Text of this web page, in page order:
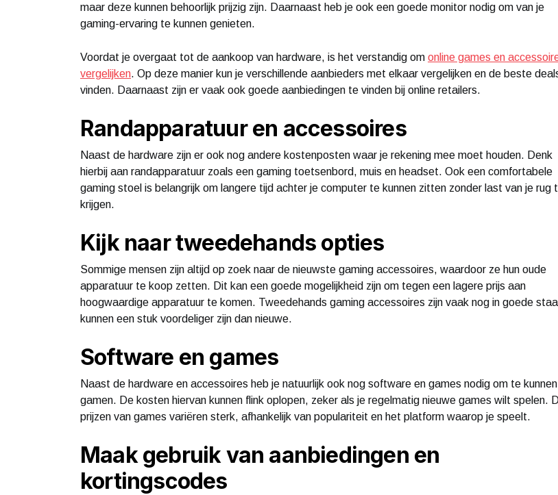
maar deze kunnen behoorlijk prijzig zijn. Daarnaast heb je ook een goede monitor nodig om van je
gaming-ervaring te kunnen genieten.
Voordat je overgaat tot de aankoop van hardware, is het verstandig om online games en
vergelijken. Op deze manier kun je verschillende aanbieders met elkaar vergelijken en de beste
vinden. Daarnaast zijn er vaak ook goede aanbiedingen te vinden bij online retailers.
Randapparatuur en accessoires
Naast de hardware zijn er ook nog andere kostenposten waar je rekening mee moet houden. Denk
hierbij aan randapparatuur zoals een gaming toetsenbord, muis en headset. Ook een comfortabele
gaming stoel is belangrijk om langere tijd achter je computer te kunnen zitten zonder last van je rug
krijgen.
Kijk naar tweedehands opties
Sommige mensen zijn altijd op zoek naar de nieuwste gaming accessoires, waardoor ze hun oude
apparatuur te koop zetten. Dit kan een goede mogelijkheid zijn om tegen een lagere prijs aan
hoogwaardige apparatuur te komen. Tweedehands gaming accessoires zijn vaak nog in goede
kunnen een stuk voordeliger zijn dan nieuwe.
Software en games
Naast de hardware en accessoires heb je natuurlijk ook nog software en games nodig om te kunnen
gamen. De kosten hiervan kunnen flink oplopen, zeker als je regelmatig nieuwe games wilt spelen.
prijzen van games variëren sterk, afhankelijk van populariteit en het platform waarop je speelt.
Maak gebruik van aanbiedingen en
kortingscodes